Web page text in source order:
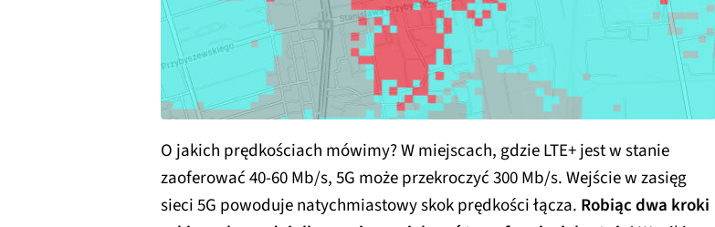
O jakich prędkościach mówimy? W miejscach, gdzie LTE+ jest w stanie
zaoferować 40-60 Mb/s, 5G może przekroczyć 300 Mb/s. Wejście w zasięg
sieci 5G powoduje natychmiastowy skok prędkości łącza. Robiąc dwa kroki